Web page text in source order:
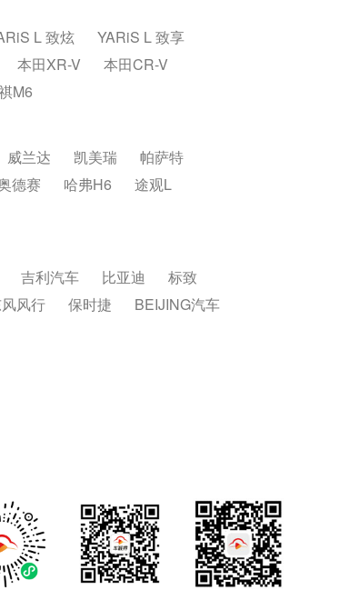
L 致炫
YARiS L 致享
本田XR-V
本田CR-V
M6
威兰达 凯美瑞
帕萨特
德赛 哈弗H6
途观L
吉利汽车 比亚迪
标致
风行 保时捷
BEIJING汽车